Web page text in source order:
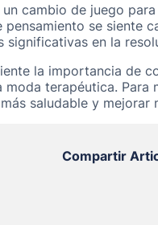
cambio de juego
se siente
significativas en la
la importancia de
terapéutica. Para
saludable y mejorar
Compartir